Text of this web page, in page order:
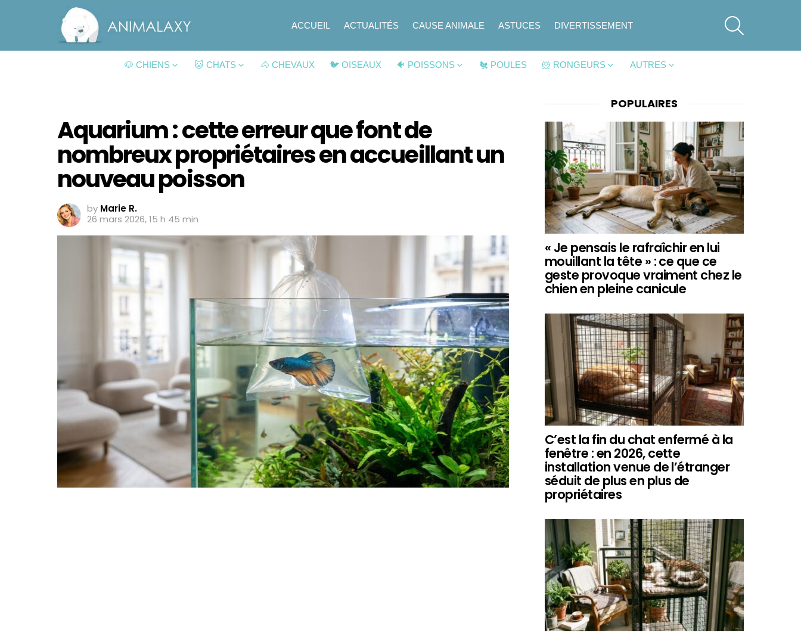
ACCUEIL ACTUALITÉS CAUSE ANIMALE ASTUCES DIVERTISSEMENT
🐶 CHIENS 🐱 CHATS 🐴 CHEVAUX 🐦 OISEAUX 🐠 POISSONS 🐔 POULES 🐹 RONGEURS AUTRES
Aquarium : cette erreur que font de
nombreux propriétaires en accueillant un
nouveau poisson
by Marie R.
26 mars 2026, 15 h 45 min
POPULAIRES
« Je pensais le rafraîchir en lui
mouillant la tête » : ce que ce
geste provoque vraiment chez le
chien en pleine canicule
C’est la fin du chat enfermé à la
fenêtre : en 2026, cette
installation venue de l’étranger
séduit de plus en plus de
propriétaires